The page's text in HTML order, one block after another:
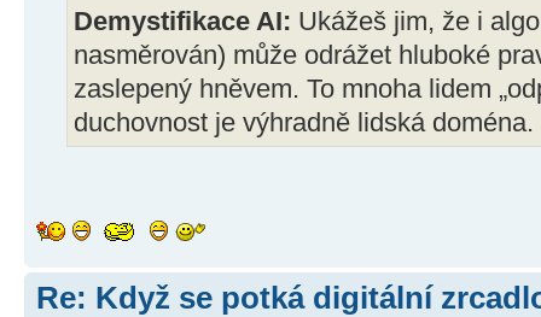
Demystifikace AI: Ukážeš jim, že i
nasměrován) může odrážet hluboké
zaslepený hněvem. To mnoha lidem
duchovnost je výhradně lidská doména.
Re: Když se potká digitální